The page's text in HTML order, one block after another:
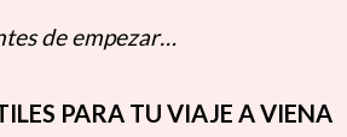
de empezar…
PARA TU VIAJE A VIENA